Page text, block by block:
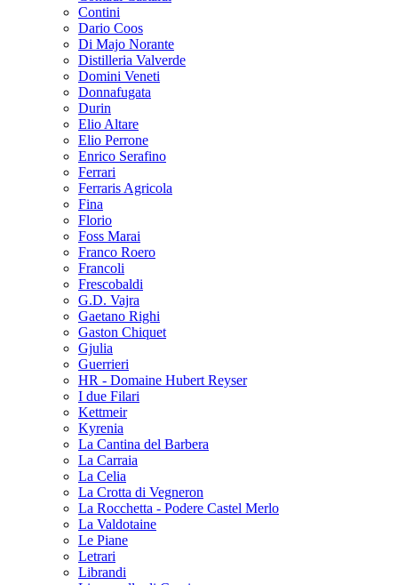
Contini
Dario Coos
Di Majo Norante
Distilleria Valverde
Domini Veneti
Donnafugata
Durin
Elio Altare
Elio Perrone
Enrico Serafino
Ferrari
Ferraris Agricola
Fina
Florio
Foss Marai
Franco Roero
Francoli
Frescobaldi
G.D. Vajra
Gaetano Righi
Gaston Chiquet
Gjulia
Guerrieri
HR - Domaine Hubert Reyser
I due Filari
Kettmeir
Kyrenia
La Cantina del Barbera
La Carraia
La Celia
La Crotta di Vegneron
La Rocchetta - Podere Castel Merlo
La Valdotaine
Le Piane
Letrari
Librandi